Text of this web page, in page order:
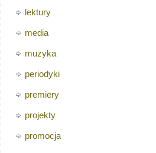
lektury
media
muzyka
periodyki
premiery
projekty
promocja